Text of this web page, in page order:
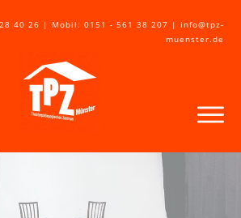
40 26 | Mobil: 0151 - 561 38 207 | info@tpz-
muenster.de